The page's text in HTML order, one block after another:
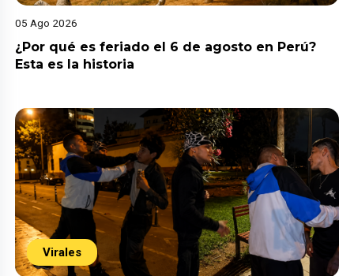
05 Ago 2026
¿Por qué es feriado el 6 de agosto en Perú?
Esta es la historia
Virales